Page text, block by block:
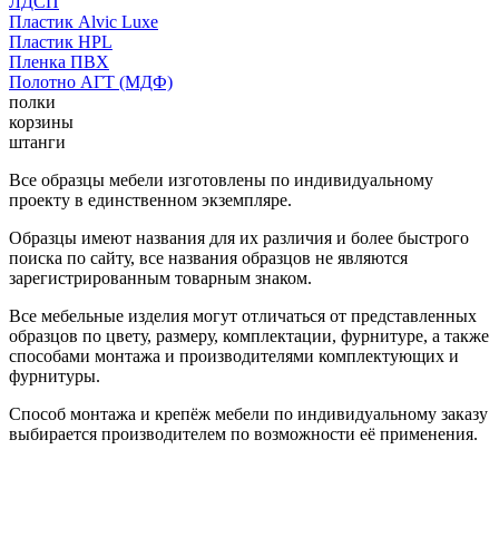
Пластик Alvic Luxe
Пластик HPL
Пленка ПВХ
Полотно АГТ (МДФ)
полки
корзины
штанги
Все образцы мебели изготовлены по индивидуальному
проекту в единственном экземпляре.
Образцы имеют названия для их различия и более быстрого
поиска по сайту, все названия образцов не являются
зарегистрированным товарным знаком.
Все мебельные изделия могут отличаться от представленных
образцов по цвету, размеру, комплектации, фурнитуре, а также
способами монтажа и производителями комплектующих и
фурнитуры.
Способ монтажа и крепёж мебели по индивидуальному заказу
выбирается производителем по возможности её применения.